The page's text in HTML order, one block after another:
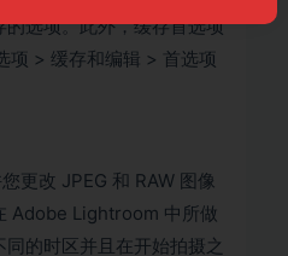
选项。此外，缓存首选项
项 > 缓存和编辑 > 首选项
更改 JPEG 和 RAW 图像
Adob​​e Lightroom 中所做
的时区并且在开始拍摄之